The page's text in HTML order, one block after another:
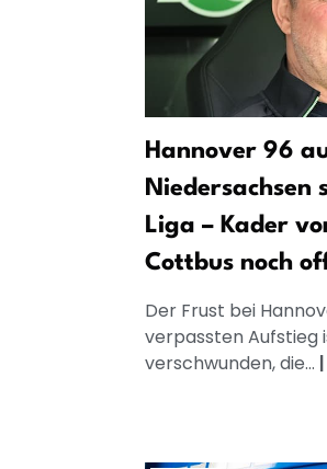
Hannover 96
Liga – Kader
Cottbus noch
Der Frust bei
verpassten Aufstieg
verschwunden, die... |